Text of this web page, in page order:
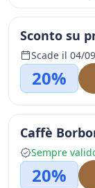
Sconto su
Scade il 04/
20%
Caffè
Sempre
20%